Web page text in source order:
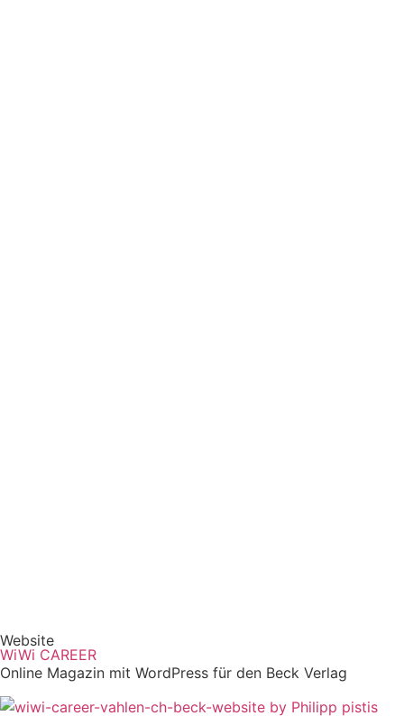
Website
WiWi CAREER
Online Magazin mit WordPress für den Beck Verlag